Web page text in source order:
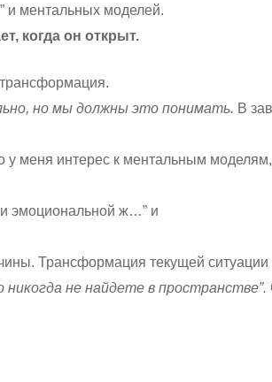
и ментальных моделей.
когда он открыт.
но мы должны это понимать. В
у меня интерес к ментальным
и эмоциональной ж…” и
Трансформация текущей
не найдете в пространстве”.